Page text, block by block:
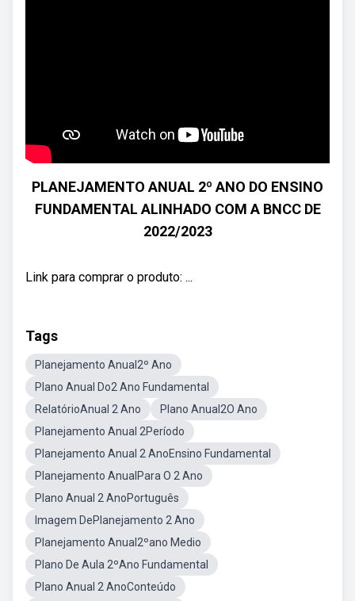
PLANEJAMENTO ANUAL 2º ANO DO ENSINO
FUNDAMENTAL ALINHADO COM A BNCC DE
2022/2023
Link para comprar o produto: ...
Tags
Planejamento Anual2º Ano
Plano Anual Do2 Ano Fundamental
RelatórioAnual 2 Ano
Plano Anual2O Ano
Planejamento Anual 2Período
Planejamento Anual 2 AnoEnsino Fundamental
Planejamento AnualPara O 2 Ano
Plano Anual 2 AnoPortuguês
Imagem DePlanejamento 2 Ano
Planejamento Anual2ºano Medio
Plano De Aula 2ºAno Fundamental
Plano Anual 2 AnoConteúdo